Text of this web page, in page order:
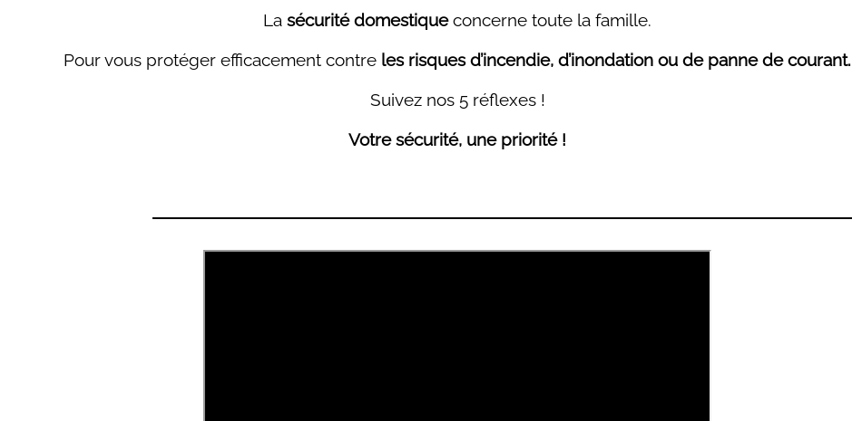
La sécurité domestiqueconcerne toute la famille.
Pour vous protéger efficacement contre les risques d’incendie, d’inondation ou de panne de courant.
Suivez nos 5 réflexes !
Votre sécurité, une priorité !